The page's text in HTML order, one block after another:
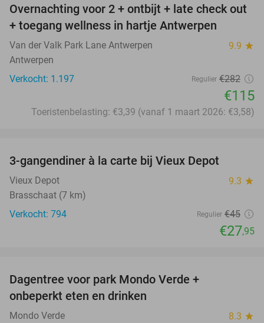
59%
Overnachting voor 2 + ontbijt + late check out
+ toegang wellness in hartje Antwerpen
Van der Valk Park Lane Antwerpen 9.9 star
Antwerpen
Verkocht: 1.197
Regulier €282
€115
Toeristenbelasting: €3,39 (vanaf 1 maart 2026: €3,58)
3-gangendiner à la carte bij Vieux Depot
Vieux Depot 9.3 star
Brasschaat (7 km)
Verkocht: 794
Regulier €45
€27,95
Dagentree voor park Mondo Verde +
onbeperkt eten en drinken
Mondo Verde 8.3 star